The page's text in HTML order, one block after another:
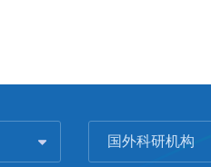
国外科研机构